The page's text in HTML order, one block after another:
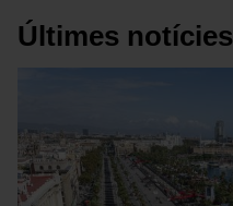
Últimes notícies